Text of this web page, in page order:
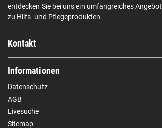
entdecken Sie bei uns ein umfangreiches Angebot
zu Hilfs- und Pflegeprodukten.
Kontakt
Informationen
Datenschutz
AGB
Livesuche
Sitemap